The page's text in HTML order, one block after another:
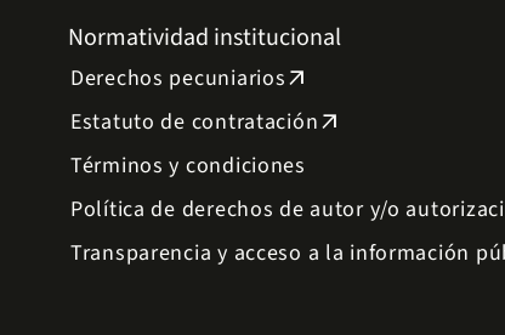
Normatividad institucional
Derechos pecuniariosarrow_outward
Estatuto de contrataciónarrow_outward
Términos y condiciones
Política de derechos de autor y/o
Transparencia y acceso a la información